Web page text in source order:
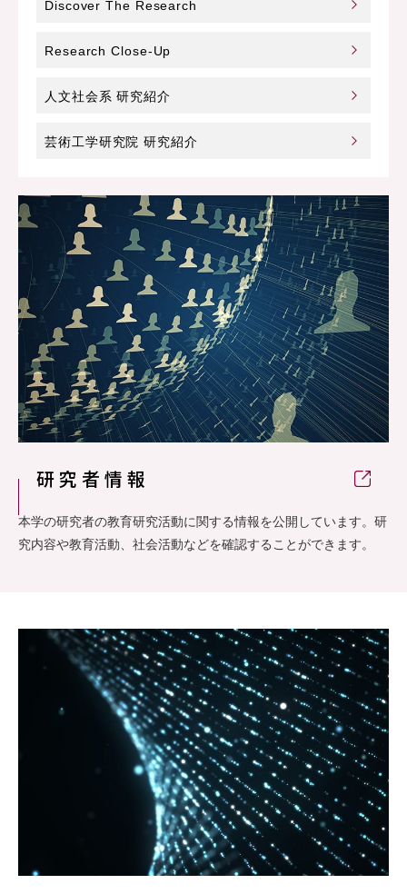
Discover The Research
Research Close-Up
人文社会系 研究紹介
芸術工学研究院 研究紹介
研究者情報
本学の研究者の教育研究活動に関する情報を公開しています。研
究内容や教育活動、社会活動などを確認することができます。